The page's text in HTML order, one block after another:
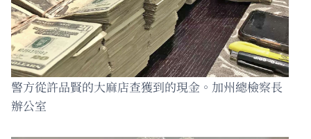
警方從許品賢的大麻店查獲到的現金。加州總檢察長
辦公室